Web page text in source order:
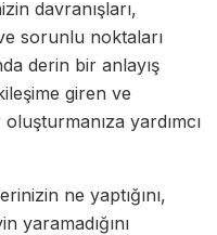
davranışları,
sorunlu noktaları
derin bir anlayış
giren ve
yardımcı
ne yaptığını,
yaramadığını